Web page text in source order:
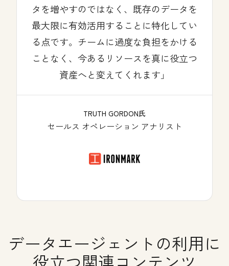
タを増やすのではなく、既存のデータを
最大限に有効活用することに特化してい
る点です。チームに過度な負担をかける
ことなく、今あるリソースを真に役立つ
資産へと変えてくれます」
TRUTH GORDON氏
セールス オペレーション アナリスト
データエージェントの利用に